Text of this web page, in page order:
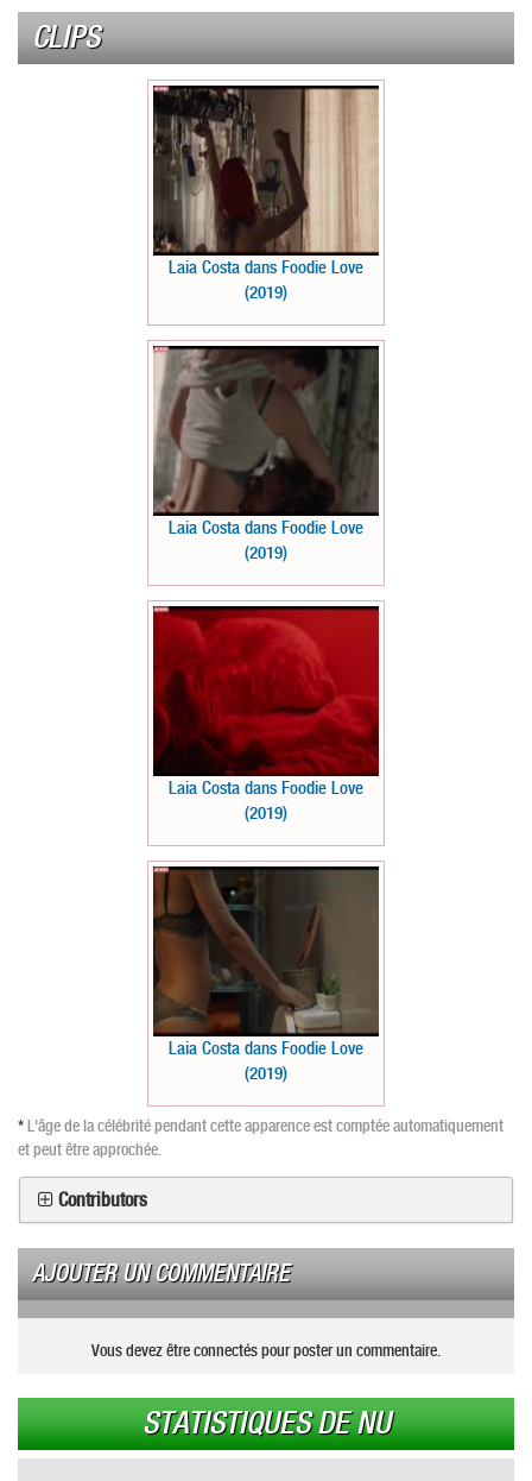
CLIPS
Laia Costa dans Foodie Love
(2019)
Laia Costa dans Foodie Love
(2019)
Laia Costa dans Foodie Love
(2019)
Laia Costa dans Foodie Love
(2019)
*L'âge de la célébrité pendant cette apparence est comptée automatiquement
et peut être approchée.
Contributors
AJOUTER UN COMMENTAIRE
Vous devez être connectés pour poster un commentaire.
STATISTIQUES DE NU